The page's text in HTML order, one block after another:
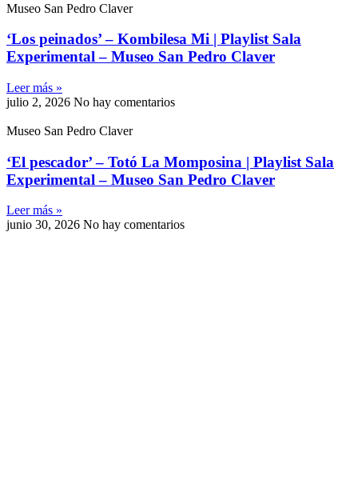
Museo San Pedro Claver
‘Los peinados’ – Kombilesa Mi | Playlist Sala
Experimental – Museo San Pedro Claver
Leer más »
julio 2, 2026 No hay comentarios
Museo San Pedro Claver
‘El pescador’ – Totó La Momposina | Playlist Sala
Experimental – Museo San Pedro Claver
Leer más »
junio 30, 2026 No hay comentarios